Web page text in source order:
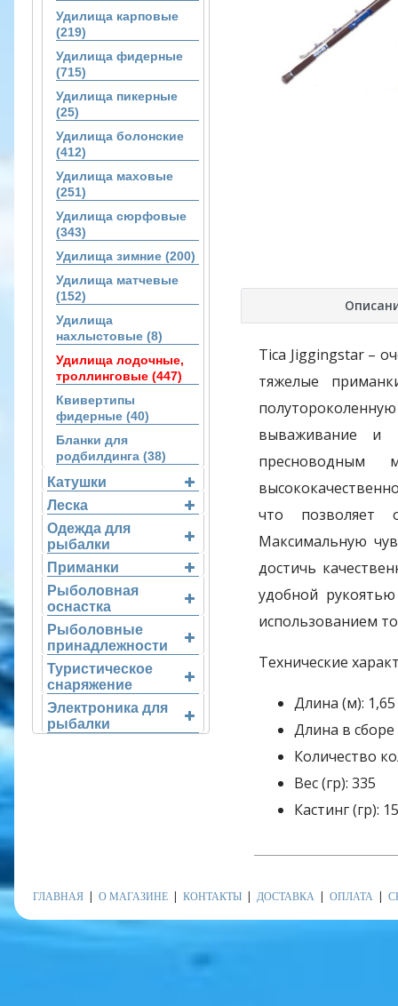
Удилища карповые
(219)
Удилища фидерные
(715)
Удилища пикерные
(25)
Удилища болонские
(412)
Удилища маховые
(251)
Удилища сюрфовые
(343)
Удилища зимние (200)
Удилища матчевые
(152)
Удилища
нахлыстовые (8)
Удилища лодочные,
троллинговые (447)
Квивертипы
фидерные (40)
Бланки для
родбилдинга (38)
Катушки
Леска
Одежда для
рыбалки
Приманки
Рыболовная
оснастка
Рыболовные
принадлежности
Туристическое
снаряжение
Электроника для
рыбалки
Tica Jiggingstar –
тяжелые
вываживание и
пресноводным
что позволяет
Максимальную
достичь
удобной
использованием
Технические
Длина (м): 1,65
Длина в сборе
Количество
Вес (гр): 335
Кастинг (гр):
ГЛАВНАЯ О МАГАЗИНЕ КОНТАКТЫ ДОСТАВКА ОПЛАТА